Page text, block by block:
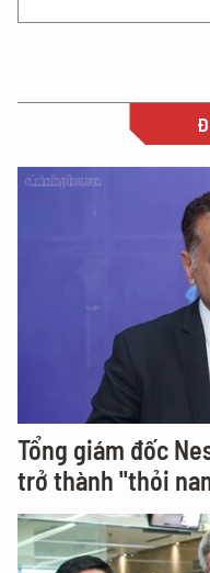
Tổng giám đốc
trở thành "thỏi